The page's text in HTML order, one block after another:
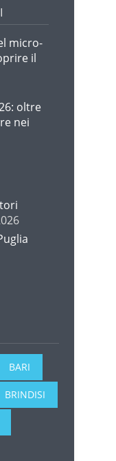
micro-
il
oltre
nei
BARI
BRINDISI